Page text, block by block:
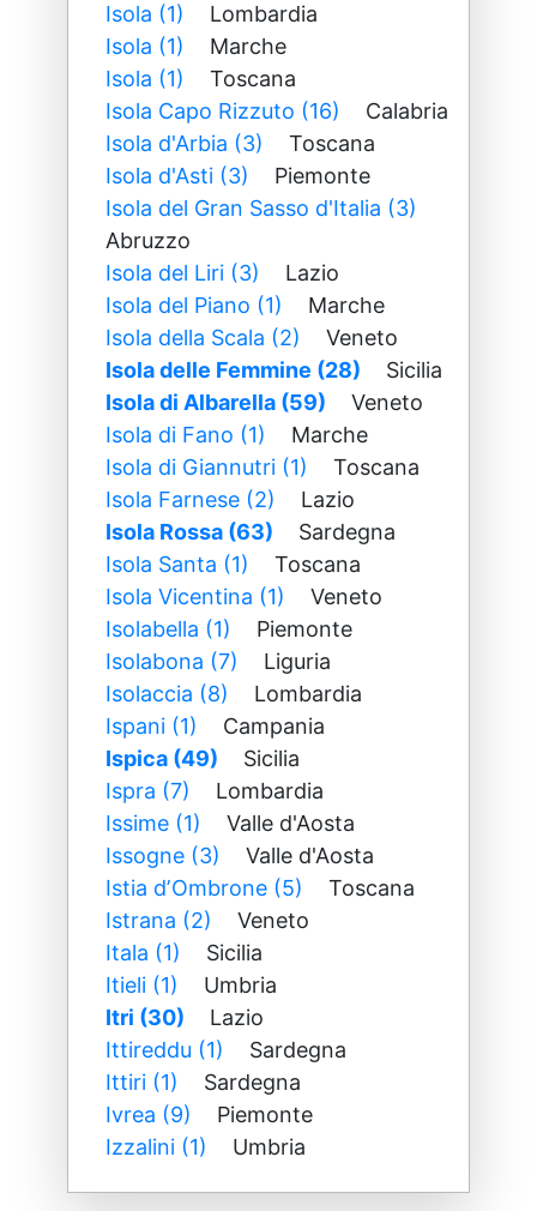
Isola (1)
Lombardia
Isola (1)
Marche
Isola (1)
Toscana
Isola Capo Rizzuto (16)
Calabria
Isola d'Arbia (3)
Toscana
Isola d'Asti (3)
Piemonte
Isola del Gran Sasso d'Italia (3)
Abruzzo
Isola del Liri (3)
Lazio
Isola del Piano (1)
Marche
Isola della Scala (2)
Veneto
Isola delle Femmine (28)
Sicilia
Isola di Albarella (59)
Veneto
Isola di Fano (1)
Marche
Isola di Giannutri (1)
Toscana
Isola Farnese (2)
Lazio
Isola Rossa (63)
Sardegna
Isola Santa (1)
Toscana
Isola Vicentina (1)
Veneto
Isolabella (1)
Piemonte
Isolabona (7)
Liguria
Isolaccia (8)
Lombardia
Ispani (1)
Campania
Ispica (49)
Sicilia
Ispra (7)
Lombardia
Issime (1)
Valle d'Aosta
Issogne (3)
Valle d'Aosta
Istia dʼOmbrone (5)
Toscana
Istrana (2)
Veneto
Itala (1)
Sicilia
Itieli (1)
Umbria
Itri (30)
Lazio
Ittireddu (1)
Sardegna
Ittiri (1)
Sardegna
Ivrea (9)
Piemonte
Izzalini (1)
Umbria